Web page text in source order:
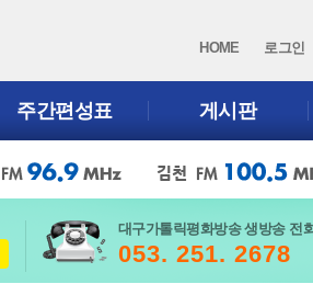
HOME 로그인
주간편성표 게시판
대구가톨릭평화방송 생방송 전
053. 251. 2678